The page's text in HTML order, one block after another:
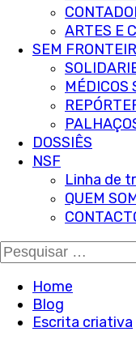
ARTES E
SEM
MÉDICOS
DOSSIÊS
NSF
Linha de
QUEM
Pesquisar
por:
Home
Blog
Escrita criativa